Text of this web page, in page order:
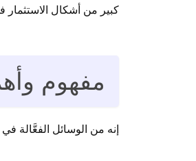
كبير من أشكال الاستثمار
مفهوم
إنه من الوسائل الفعَّالة